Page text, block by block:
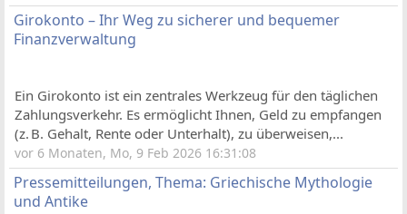
Girokonto – Ihr Weg zu sicherer und bequemer
Finanzverwaltung
Ein Girokonto ist ein zentrales Werkzeug für den täglichen
Zahlungsverkehr. Es ermöglicht Ihnen, Geld zu empfangen
(z. B. Gehalt, Rente oder Unterhalt), zu überweisen,...
vor 6 Monaten, Mo, 9 Feb 2026 16:31:08
Pressemitteilungen, Thema: Griechische Mythologie
und Antike